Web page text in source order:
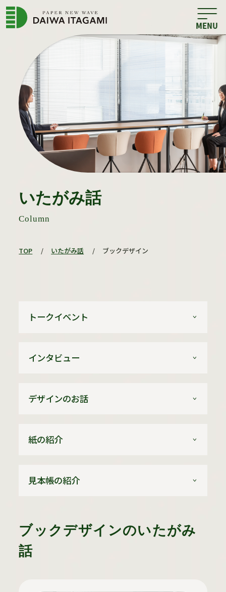
いたがみ話
Column
TOP / いたがみ話 / ブックデザイン
トークイベント
インタビュー
デザインのお話
紙の紹介
見本帳の紹介
ブックデザインのいたがみ
話